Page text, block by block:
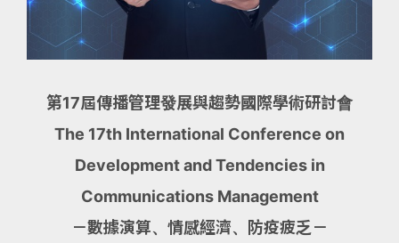
第17屆傳播管理發展與趨勢國際學術研討會
The 17th International Conference on
Development and Tendencies in
Communications Management
－數據演算、情感經濟、防疫疲乏－